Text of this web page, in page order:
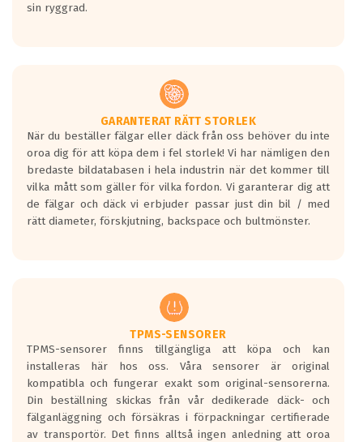
sin ryggrad.
GARANTERAT RÄTT STORLEK
När du beställer fälgar eller däck från oss behöver du inte
oroa dig för att köpa dem i fel storlek! Vi har nämligen den
bredaste bildatabasen i hela industrin när det kommer till
vilka mått som gäller för vilka fordon. Vi garanterar dig att
de fälgar och däck vi erbjuder passar just din bil / med
rätt diameter, förskjutning, backspace och bultmönster.
TPMS-SENSORER
TPMS-sensorer finns tillgängliga att köpa och kan
installeras här hos oss. Våra sensorer är original
kompatibla och fungerar exakt som original-sensorerna.
Din beställning skickas från vår dedikerade däck- och
fälganläggning och försäkras i förpackningar certifierade
av transportör. Det finns alltså ingen anledning att oroa